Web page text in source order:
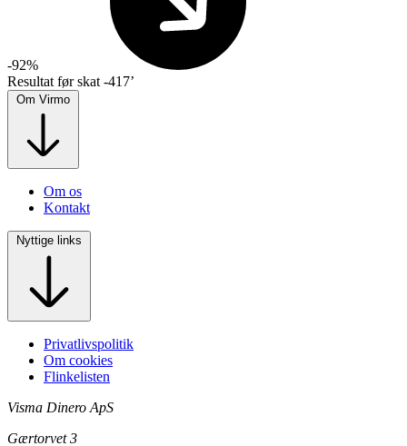
-92%
Resultat før skat -417’
Om Virmo
Om os
Kontakt
Nyttige links
Privatlivspolitik
Om cookies
Flinkelisten
Visma Dinero ApS
Gærtorvet 3